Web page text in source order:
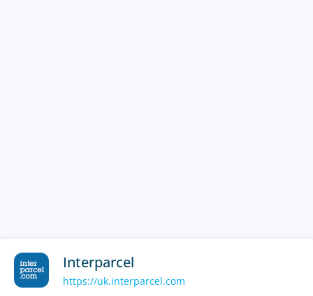
Interparcel
https://uk.interparcel.com